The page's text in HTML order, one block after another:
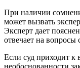
При наличии
может вызвать
Эксперт дает
отвечает на вопросы
Если суд приходит к
необоснованности